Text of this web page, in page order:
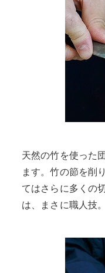
天然の竹を使った
ます。竹の節を削
てはさらに多くの
は、まさに職人技。